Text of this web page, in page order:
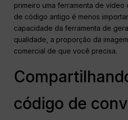
primeiro uma ferramenta de vídeo
de código antigo é menos
capacidade da ferramenta de
qualidade, a proporção da
comercial de que você precisa.
código de